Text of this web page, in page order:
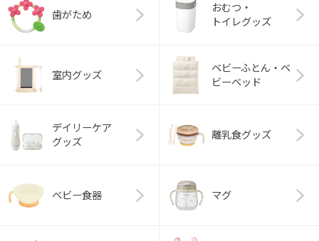
歯がため
おむつ・
トイレグッズ
室内グッズ
ベビーふとん・ベ
ビーベッド
デイリーケア
グッズ
離乳食グッズ
ベビー食器 マグ